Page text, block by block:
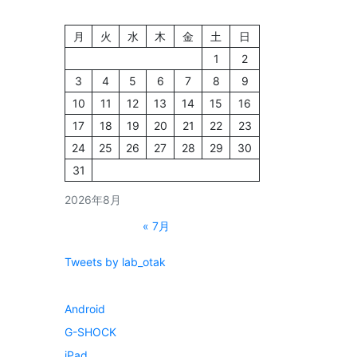
2026年8月
月 火 水 木 金 土
日
1
2
3
4 5 6 7 8
9
10
11 12 13 14 15
16
17
18 19 20 21 22
23
24
25 26 27 28 29
30
31
« 7月
Tweets by lab_otak
Android
G-SHOCK